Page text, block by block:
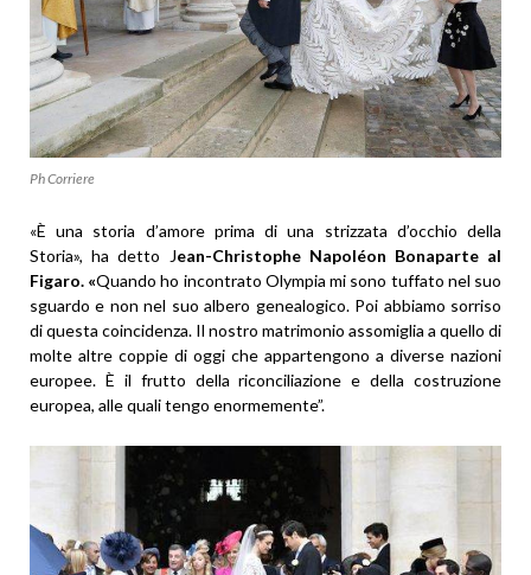
Ph Corriere
«È una storia d’amore prima di una strizzata d’occhio della
Storia», ha detto Jean-Christophe Napoléon Bonaparte al
Figaro. «Quando ho incontrato Olympia mi sono tuffato nel suo
sguardo e non nel suo albero genealogico. Poi abbiamo sorriso
di questa coincidenza. Il nostro matrimonio assomiglia a quello di
molte altre coppie di oggi che appartengono a diverse nazioni
europee. È il frutto della riconciliazione e della costruzione
europea, alle quali tengo enormemente”.